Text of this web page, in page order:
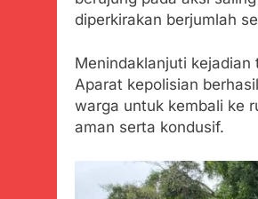
diperkirakan berjumlah
Menindaklanjuti
Aparat kepolisian
warga untuk kembali ke
aman serta kondusif.